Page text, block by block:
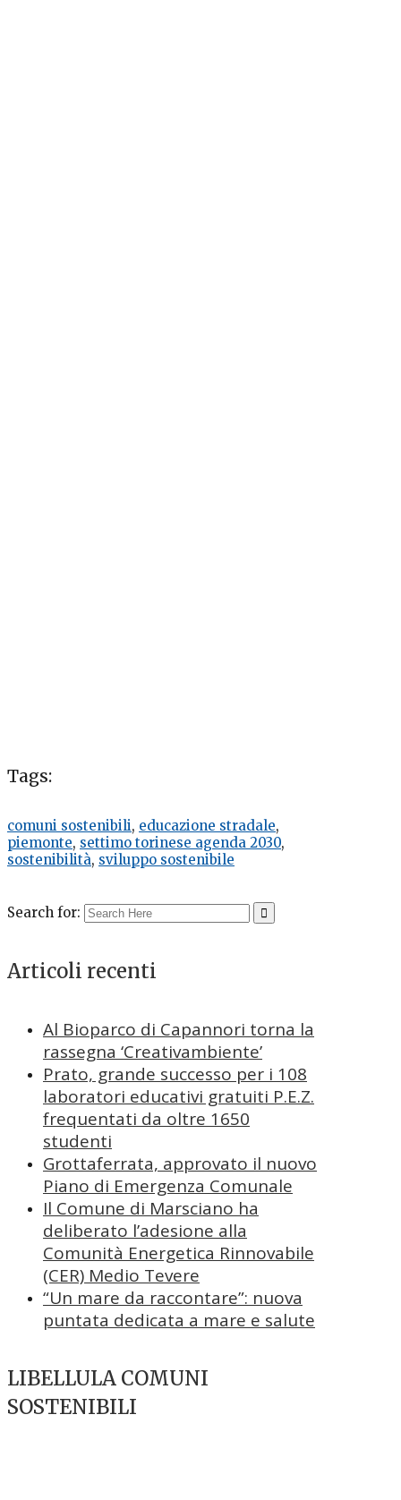
Tags:
comuni sostenibili, educazione stradale,
piemonte, settimo torinese agenda 2030,
sostenibilità, sviluppo sostenibile
Search for:
Articoli recenti
Al Bioparco di Capannori torna la
rassegna ‘Creativambiente’
Prato, grande successo per i 108
laboratori educativi gratuiti P.E.Z.
frequentati da oltre 1650
studenti
Grottaferrata, approvato il nuovo
Piano di Emergenza Comunale
Il Comune di Marsciano ha
deliberato l’adesione alla
Comunità Energetica Rinnovabile
(CER) Medio Tevere
“Un mare da raccontare”: nuova
puntata dedicata a mare e salute
LIBELLULA COMUNI
SOSTENIBILI